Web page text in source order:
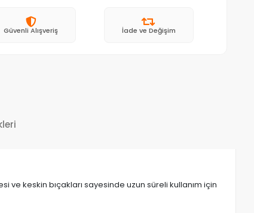
Güvenli Alışveriş İade ve Değişim
ve keskin bıçakları sayesinde uzun süreli kullanım için